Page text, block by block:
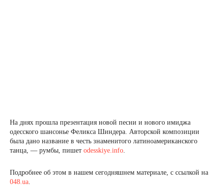
На днях прошла презентация новой песни и нового имиджа
одесского шансонье Феликса Шиндера. Авторской композиции
была дано название в честь знаменитого латиноамериканского
танца, — румбы, пишет odesskiye.info.
Подробнее об этом в нашем сегодняшнем материале, с ссылкой на
048.ua.